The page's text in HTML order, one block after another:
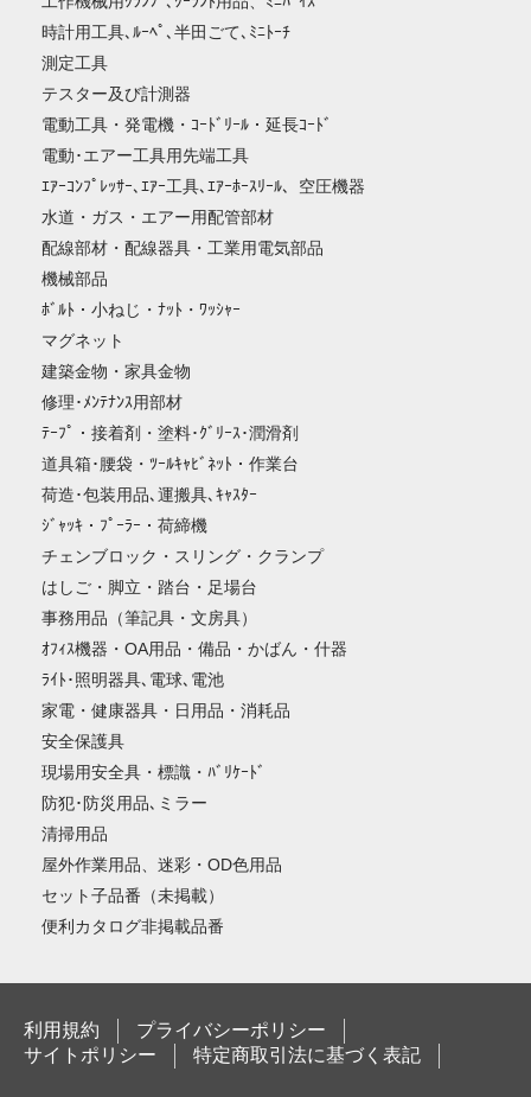
時計用工具､ﾙｰﾍﾟ､半田ごて､ﾐﾆﾄｰﾁ
測定工具
テスター及び計測器
電動工具・発電機・ｺｰﾄﾞﾘｰﾙ・延長ｺｰﾄﾞ
電動･エアー工具用先端工具
ｴｱｰｺﾝﾌﾟﾚｯｻｰ､ｴｱｰ工具､ｴｱｰﾎｰｽﾘｰﾙ、空圧機器
水道・ガス・エアー用配管部材
配線部材・配線器具・工業用電気部品
機械部品
ﾎﾞﾙﾄ・小ねじ・ﾅｯﾄ・ﾜｯｼｬｰ
マグネット
建築金物・家具金物
修理･ﾒﾝﾃﾅﾝｽ用部材
ﾃｰﾌﾟ・接着剤・塗料･ｸﾞﾘｰｽ･潤滑剤
道具箱･腰袋・ﾂｰﾙｷｬﾋﾞﾈｯﾄ・作業台
荷造･包装用品､運搬具､ｷｬｽﾀｰ
ｼﾞｬｯｷ・ﾌﾟｰﾗｰ・荷締機
チェンブロック・スリング・クランプ
はしご・脚立・踏台・足場台
事務用品（筆記具・文房具）
ｵﾌｨｽ機器・OA用品・備品・かばん・什器
ﾗｲﾄ･照明器具､電球､電池
家電・健康器具・日用品・消耗品
安全保護具
現場用安全具・標識・ﾊﾞﾘｹｰﾄﾞ
防犯･防災用品､ミラー
清掃用品
屋外作業用品、迷彩・OD色用品
セット子品番（未掲載）
便利カタログ非掲載品番
利用規約
プライバシーポリシー
サイトポリシー
特定商取引法に基づく表記